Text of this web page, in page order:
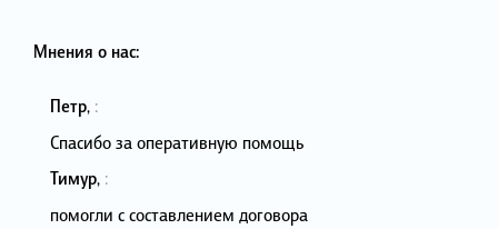
Мнения о нас:
Петр, :
Спасибо за оперативную помощь
Тимур, :
помогли с составлением договора